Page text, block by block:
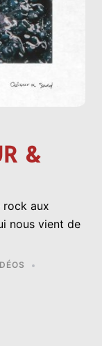
&
rock aux
nous vient de